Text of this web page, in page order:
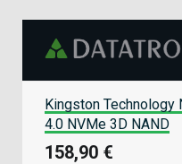
Kingston Technology
4.0 NVMe 3D NAND
158,90 €